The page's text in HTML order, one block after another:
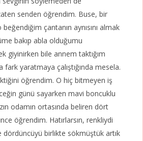
senden öğrendim. Buse, bir
çantanın aynısını almak
bakıp abla olduğumu
giyinirken bile annem taktığım
fark yaratmaya çalıştığında mesela.
öğrendim. O hiç bitmeyen iş
günü sayarken mavi boncuklu
odamın ortasında beliren dört
öğrendim. Hatırlarsın, renkliydi
dördüncüyü birlikte sökmüştük artık